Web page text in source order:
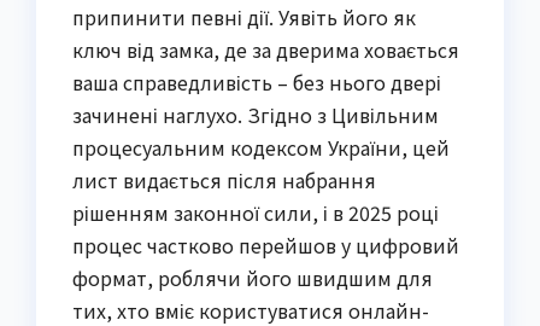
припинити певні дії. Уявіть його як
ключ від замка, де за дверима ховається
ваша справедливість – без нього двері
зачинені наглухо. Згідно з Цивільним
процесуальним кодексом України, цей
лист видається після набрання
рішенням законної сили, і в 2025 році
процес частково перейшов у цифровий
формат, роблячи його швидшим для
тих, хто вміє користуватися онлайн-